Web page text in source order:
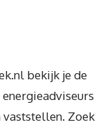
bekijk je de
Zoek